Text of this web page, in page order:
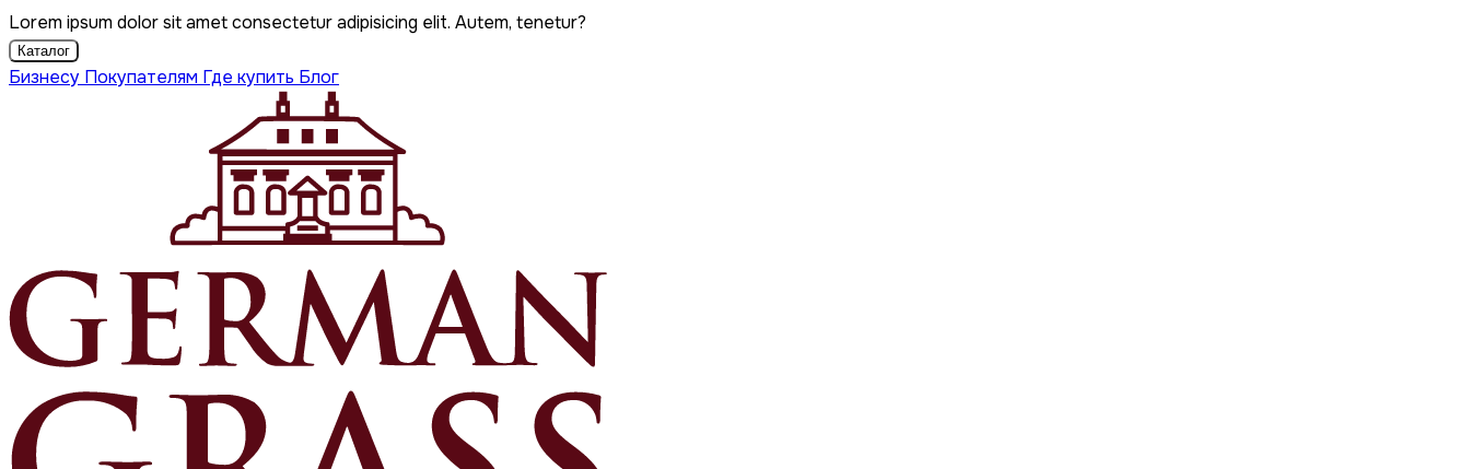
Lorem ipsum dolor sit amet consectetur adipisicing elit. Autem, tenetur?
Каталог
Бизнесу Покупателям Где купить Блог